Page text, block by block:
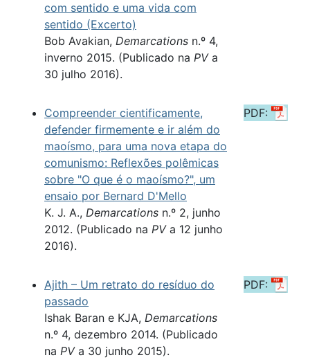
com sentido e uma vida com
sentido (Excerto)
Bob Avakian, Demarcations n.º 4,
inverno 2015. (Publicado na PVa
30 julho 2016).
PDF:
Compreender cientificamente,
defender firmemente e ir além do
maoísmo, para uma nova etapa do
comunismo: Reflexões polêmicas
sobre "O que é o maoísmo?", um
ensaio por Bernard D'Mello
K. J. A., Demarcations n.º 2, junho
2012. (Publicado na PVa 12 junho
2016).
PDF:
Ajith – Um retrato do resíduo do
passado
Ishak Baran e KJA, Demarcations
n.º 4, dezembro 2014. (Publicado
na PVa 30 junho 2015).